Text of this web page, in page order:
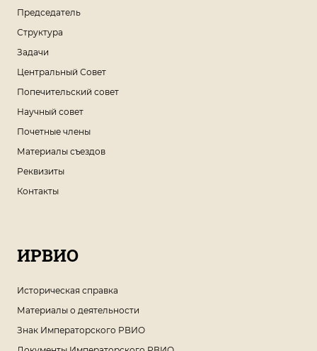
Председатель
Структура
Задачи
Центральный Совет
Попечительский совет
Научный совет
Почетные члены
Материалы съездов
Реквизиты
Контакты
ИРВИО
Историческая справка
Материалы о деятельности
Знак Императорского РВИО